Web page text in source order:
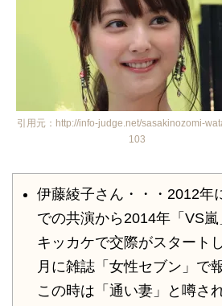
引用元：http://info-judge.net/sasakinozomi-
103
伊藤綾子さん・・・2012年
での共演から2014年「VS
キッカケで交際がスタート
月に雑誌「女性セブン」で
この時は「通い妻」と噂さ